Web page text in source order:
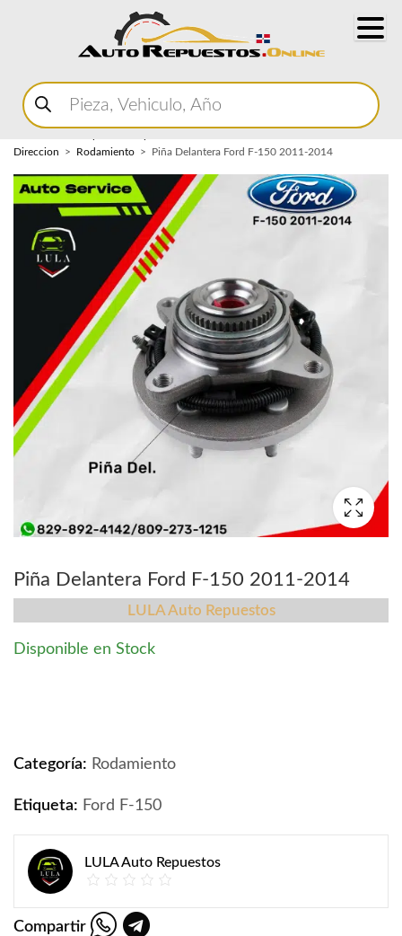
Buscar
productos
Direccion
Rodamiento Piña Delantera Ford F-150 2011-2014
Piña Delantera Ford F-150 2011-2014
LULA Auto Repuestos
Disponible en Stock
Categoría: Rodamiento
Etiqueta: Ford F-150
LULA Auto Repuestos
Compartir